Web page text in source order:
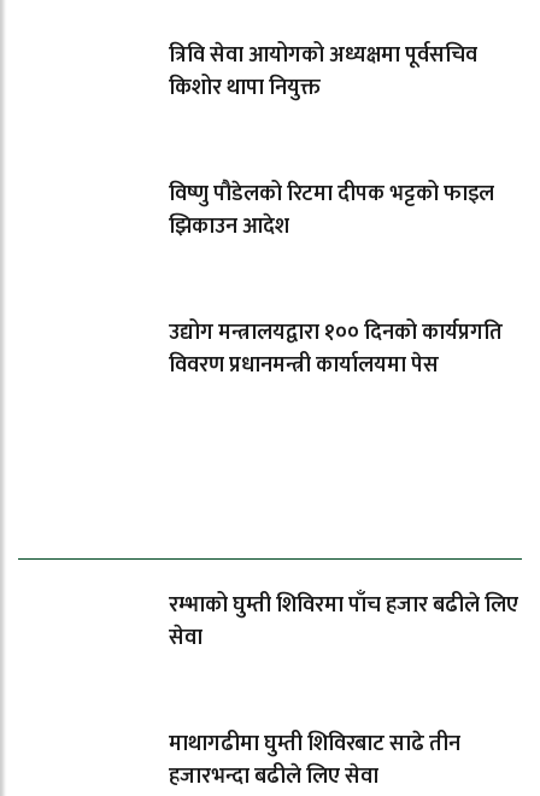
त्रिवि सेवा आयोगको अध्यक्षमा पूर्वसचिव
किशोर थापा नियुक्त
विष्णु पौडेलको रिटमा दीपक भट्टको फाइल
झिकाउन आदेश
उद्योग मन्त्रालयद्वारा १०० दिनको कार्यप्रगति
विवरण प्रधानमन्त्री कार्यालयमा पेस
रम्भाको घुम्ती शिविरमा पाँच हजार बढीले लिए
सेवा
माथागढीमा घुम्ती शिविरबाट साढे तीन
हजारभन्दा बढीले लिए सेवा